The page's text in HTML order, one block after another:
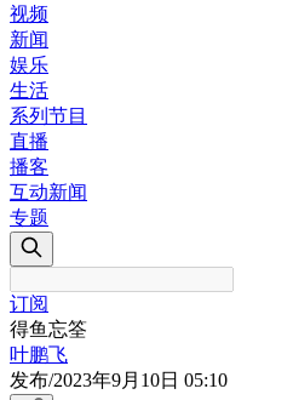
视频
新闻
娱乐
生活
系列节目
直播
播客
互动新闻
专题
订阅
得鱼忘筌
叶鹏飞
发布/2023年9月10日 05:10